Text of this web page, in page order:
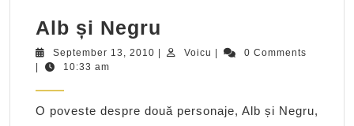
Alb și Negru
și
September 13, 2010 September
| Voicu Voicu
|
0 Comments
|
10:33 am
O poveste despre două personaje, Alb și Negru,